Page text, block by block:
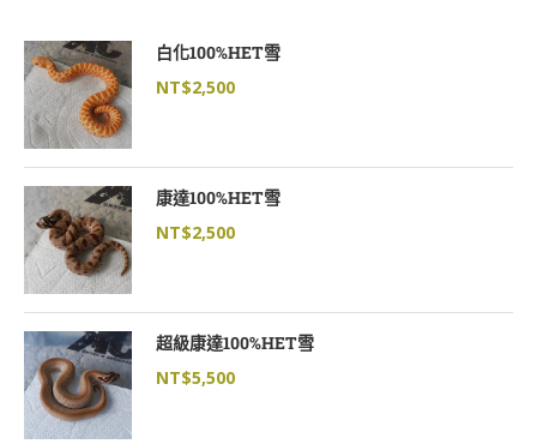
白化100%HET雪
NT$2,500
康達100%HET雪
NT$2,500
超級康達100%HET雪
NT$5,500